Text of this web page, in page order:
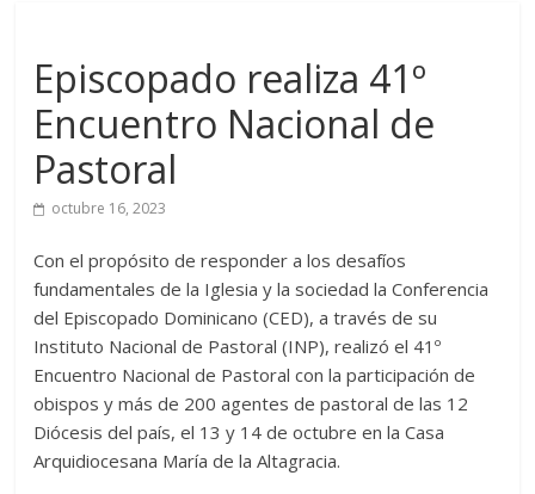
Episcopado realiza 41º
Encuentro Nacional de
Pastoral
octubre 16, 2023
Con el propósito de responder a los desafíos
fundamentales de la Iglesia y la sociedad la Conferencia
del Episcopado Dominicano (CED), a través de su
Instituto Nacional de Pastoral (INP), realizó el 41º
Encuentro Nacional de Pastoral con la participación de
obispos y más de 200 agentes de pastoral de las 12
Diócesis del país, el 13 y 14 de octubre en la Casa
Arquidiocesana María de la Altagracia.